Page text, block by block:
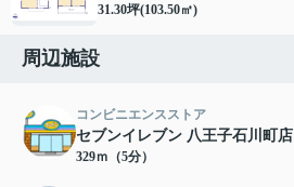
31.30坪(103.50㎡)
周辺施設
コンビニエンスストア
セブンイレブン 八王子石川町店
329ｍ（5分）